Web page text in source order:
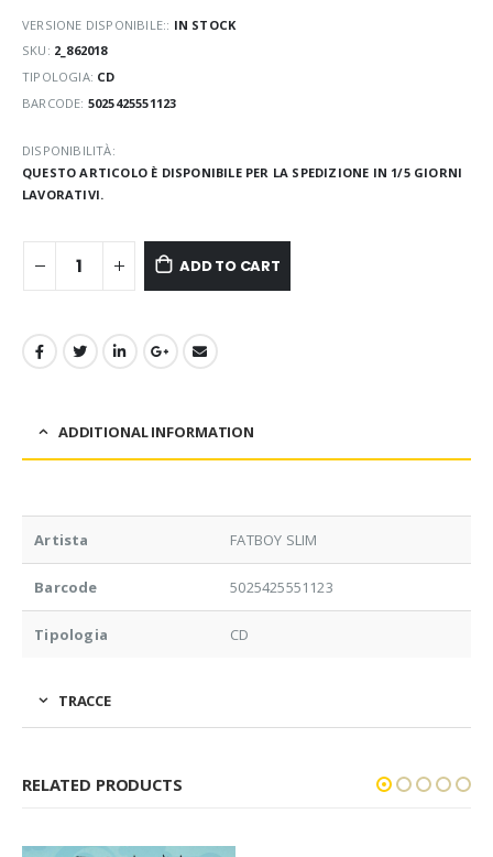
VERSIONE DISPONIBILE:: IN STOCK
SKU: 2_862018
TIPOLOGIA: CD
BARCODE: 5025425551123
DISPONIBILITÀ:
QUESTO ARTICOLO È DISPONIBILE PER LA SPEDIZIONE IN 1/5 GIORNI
LAVORATIVI.
ADD TO CART
ADDITIONAL INFORMATION
Artista FATBOY SLIM
Barcode 5025425551123
Tipologia CD
TRACCE
RELATED PRODUCTS